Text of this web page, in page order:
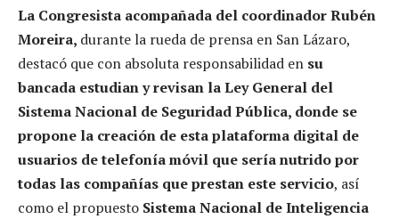
La Congresista acompañada del coordinador Rubén
Moreira, durante la rueda de prensa en San Lázaro,
destacó que con absoluta responsabilidad en su
bancada estudian y revisan la Ley General del
Sistema Nacional de Seguridad Pública, donde se
propone la creación de esta plataforma digital de
usuarios de telefonía móvil que sería nutrido por
todas las compañías que prestan este servicio, así
como el propuesto Sistema Nacional de Inteligencia